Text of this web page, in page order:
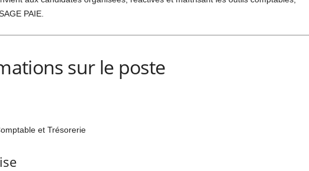
PAIE.
sur le poste
et Trésorerie